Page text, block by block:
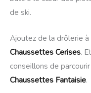
de ski.
Ajoutez de la drôlerie
Chaussettes Cerises.
conseillons de
Chaussettes Fantaisie.